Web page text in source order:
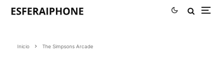
Inicio The Simpsons Arcade